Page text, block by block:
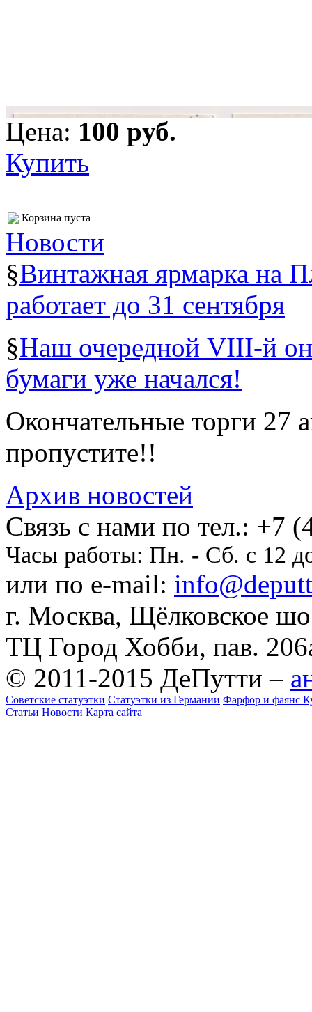
Цена: 100 pуб.
Купить
Корзина пуста
Новости
§Винтажная ярмарка на
работает до 31 сентября
§Наш очередной VIII-й
бумаги уже начался!
Окончательные торги 27
пропустите!!
Архив новостей
Cвязь с нами по тел.: +7
Часы работы: Пн. - Сб. с 12
или по e-mail:
г. Москва, Щёлковское
ТЦ Город Хобби, пав.
© 2011-2015 ДеПутти –
Советские статуэтки Статуэтки из Германии Фарфор и фаянс
Статьи Новости Карта сайта